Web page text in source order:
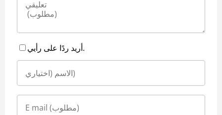
أريد ردًا على رأيي.